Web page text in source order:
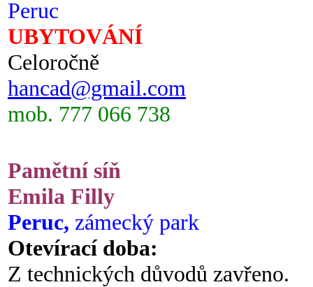
Peruc
UBYTOVÁNÍ
Celoročně
hancad@gmail.com
mob. 777 066 738
Pamětní síň
Emila Filly
Peruc, zámecký park
Otevírací doba:
Z technických důvodů zavřeno.